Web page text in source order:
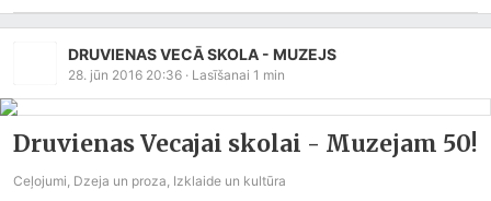
DRUVIENAS VECĀ SKOLA - MUZEJS
28. jūn 2016 20:36 · Lasīšanai 1 min
Druvienas Vecajai skolai - Muzejam 50!
Ceļojumi, Dzeja un proza, Izklaide un kultūra